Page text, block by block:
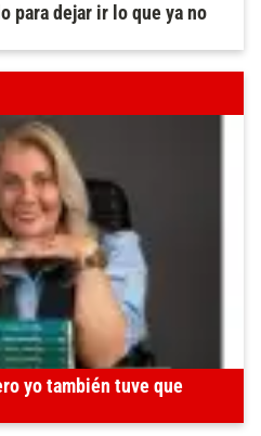
para dejar ir lo que ya no
yo también tuve que